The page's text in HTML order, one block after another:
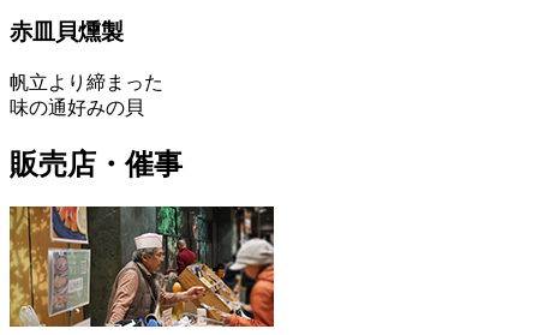
赤皿貝燻製
帆立より締まった
味の通好みの貝
販売店・催事